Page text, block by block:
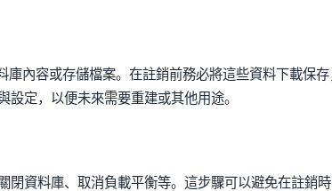
內容或存儲檔案。在註銷前務必將這些資料下載保存
定，以便未來需要重建或其他用途。
資料庫、取消負載平衡等。這步驟可以避免在註銷